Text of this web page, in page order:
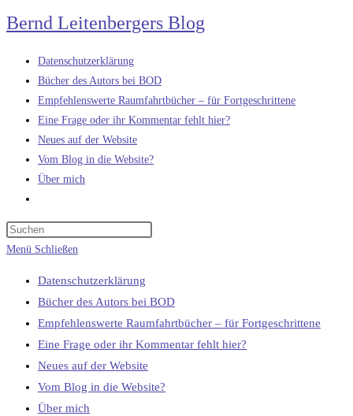
Zum
Inhalt
springen
Bernd Leitenbergers Blog
Datenschutzerklärung
Bücher des Autors bei BOD
Empfehlenswerte Raumfahrtbücher – für Fortgeschrittene
Eine Frage oder ihr Kommentar fehlt hier?
Neues auf der Website
Vom Blog in die Website?
Über mich
umschalten
Menü Schließen
Datenschutzerklärung
Bücher des Autors bei BOD
Empfehlenswerte Raumfahrtbücher – für Fortgeschrittene
Eine Frage oder ihr Kommentar fehlt hier?
Neues auf der Website
Vom Blog in die Website?
Über mich